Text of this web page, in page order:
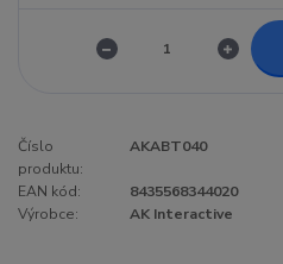
Číslo
produktu:
AKABT040
EAN kód:
8435568344020
Výrobce:
AK Interactive